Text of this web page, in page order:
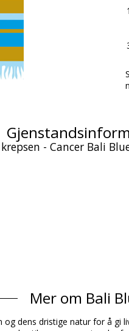
- Cancer Bali
Produkt
Mer om Bali
dens dristige natur for å